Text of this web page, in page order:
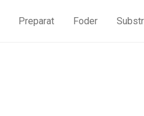
Preparat Foder